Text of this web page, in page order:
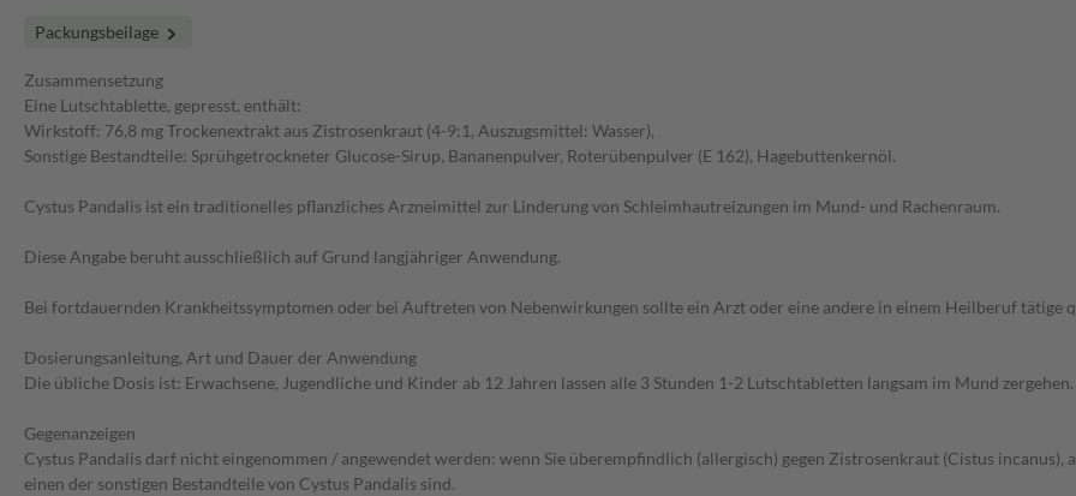
Packungsbeilage
Zusammensetzung
Eine Lutschtablette, gepresst, enthält:
Wirkstoff: 76,8 mg Trockenextrakt aus Zistrosenkraut (4-9:1, Auszugsmittel: Wasser),
Sonstige Bestandteile: Sprühgetrockneter Glucose-Sirup, Bananenpulver, Roterübenpulver (E 162), Hagebuttenkernöl.
Cystus Pandalis ist ein traditionelles pflanzliches Arzneimittel zur Linderung von Schleimhautreizungen im Mund- und Rachenraum.
Diese Angabe beruht ausschließlich auf Grund langjähriger Anwendung.
Bei fortdauernden Krankheitssymptomen oder bei Auftreten von Nebenwirkungen sollte ein Arzt oder eine andere in einem Heilberuf tätige
Dosierungsanleitung, Art und Dauer der Anwendung
Die übliche Dosis ist: Erwachsene, Jugendliche und Kinder ab 12 Jahren lassen alle 3 Stunden 1-2 Lutschtabletten langsam im Mund zergehen.
Gegenanzeigen
Cystus Pandalis darf nicht eingenommen / angewendet werden: wenn Sie überempfindlich (allergisch) gegen Zistrosenkraut (Cistus incanus),
einen der sonstigen Bestandteile von Cystus Pandalis sind.